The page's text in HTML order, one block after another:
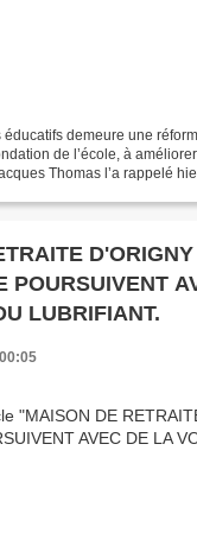
demeure une
de l’école, à
Thomas l’a rappelé
POURSUIVENT
LUBRIFIANT.